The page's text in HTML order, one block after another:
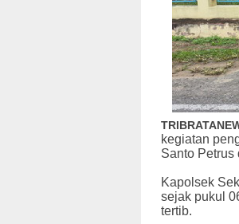
kegiatan
Santo Petrus
Kapolsek
sejak pukul
tertib.